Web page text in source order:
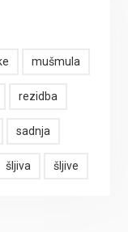
mušmula
rezidba
sadnja
šljiva šljive